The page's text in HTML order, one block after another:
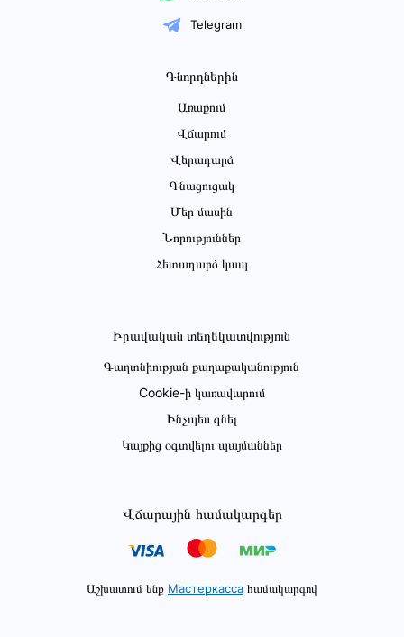
Telegram
Գնորդներին
Առաքում
Վճարում
Վերադարձ
Գնացուցակ
Մեր մասին
Նորություններ
Հետադարձ կապ
Իրավական տեղեկատվություն
Գաղտնիության քաղաքականություն
Cookie-ի կառավարում
Ինչպես գնել
Կայքից օգտվելու պայմաններ
Վճարային համակարգեր
Աշխատում ենք Мастеркасса համակարգով